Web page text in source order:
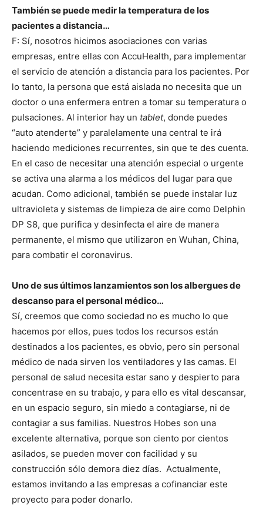
También se puede medir la temperatura de los
pacientes a distancia…
F: Sí, nosotros hicimos asociaciones con varias
empresas, entre ellas con AccuHealth, para implementar
el servicio de atención a distancia para los pacientes. Por
lo tanto, la persona que está aislada no necesita que un
doctor o una enfermera entren a tomar su temperatura o
pulsaciones. Al interior hay un tablet, donde puedes
“auto atenderte” y paralelamente una central te irá
haciendo mediciones recurrentes, sin que te des cuenta.
En el caso de necesitar una atención especial o urgente
se activa una alarma a los médicos del lugar para que
acudan. Como adicional, también se puede instalar luz
ultravioleta y sistemas de limpieza de aire como Delphin
DP S8, que purifica y desinfecta el aire de manera
permanente, el mismo que utilizaron en Wuhan, China,
para combatir el coronavirus.
Uno de sus últimos lanzamientos son los albergues de
descanso para el personal médico…
Sí, creemos que como sociedad no es mucho lo que
hacemos por ellos, pues todos los recursos están
destinados a los pacientes, es obvio, pero sin personal
médico de nada sirven los ventiladores y las camas. El
personal de salud necesita estar sano y despierto para
concentrase en su trabajo, y para ello es vital descansar,
en un espacio seguro, sin miedo a contagiarse, ni de
contagiar a sus familias. Nuestros Hobes son una
excelente alternativa, porque son ciento por cientos
asilados, se pueden mover con facilidad y su
construcción sólo demora diez días. Actualmente,
estamos invitando a las empresas a cofinanciar este
proyecto para poder donarlo.